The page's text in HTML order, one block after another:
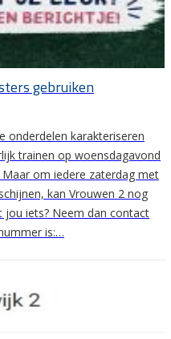
gebruiken
onderdelen karakteriseren
trainen op woensdagavond
om iedere zaterdag met
kan Vrouwen 2 nog
jou iets? Neem dan contact
is:…